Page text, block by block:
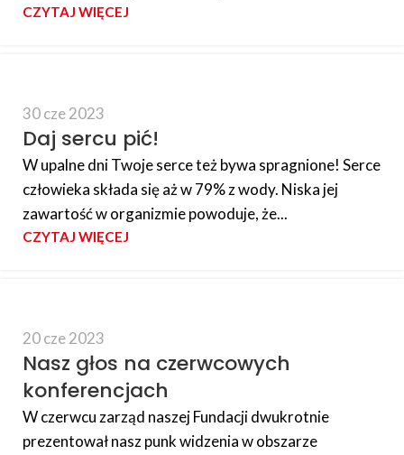
CZYTAJ WIĘCEJ
30 cze 2023
Daj sercu pić!
W upalne dni Twoje serce też bywa spragnione! Serce
człowieka składa się aż w 79% z wody. Niska jej
zawartość w organizmie powoduje, że...
CZYTAJ WIĘCEJ
20 cze 2023
Nasz głos na czerwcowych
konferencjach
W czerwcu zarząd naszej Fundacji dwukrotnie
prezentował nasz punk widzenia w obszarze